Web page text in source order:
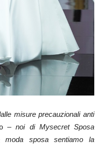
misure precauzionali anti
–noi di Mysecret Sposa
moda sposa sentiamo la